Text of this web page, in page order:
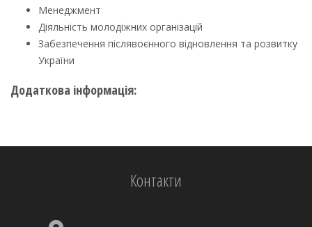
Менеджмент
Діяльність молодіжних організацій
Забезпечення післявоєнного відновлення та розвитку
України
Додаткова інформація:
Контакти